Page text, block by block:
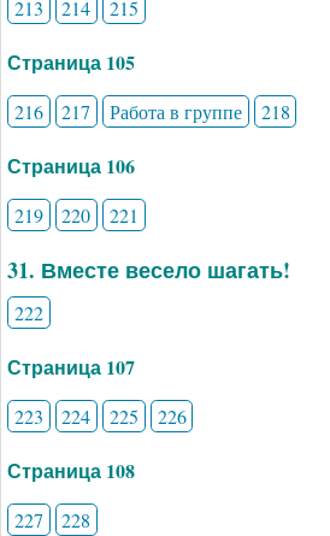
213 214 215
Страница 105
216 217 Работа в группе 218
Страница 106
219 220 221
31. Вместе весело шагать!
222
Страница 107
223 224 225 226
Страница 108
227 228